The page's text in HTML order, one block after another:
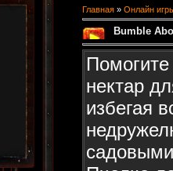
Главная » Онлайн
Bumble
нектар
избегая